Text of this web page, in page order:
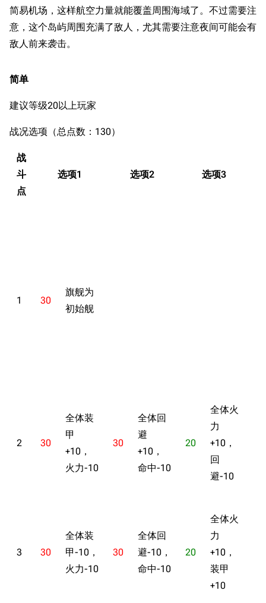
简易机场，这样航空力量就能覆盖周围海域了。不过需要注
意，这个岛屿周围充满了敌人，尤其需要注意夜间可能会有
敌人前来袭击。
简单
建议等级20以上玩家
战况选项（总点数：130）
战
斗
点
选项1 选项2 选项3
1 30
旗舰为
初始舰
2 30
全体装
甲
+10，
火力-10
30
全体回
避
+10，
命中-10
20
全体火
力
+10，
回
避-10
3 30
全体装
甲-10，
火力-10
30
全体回
避-10，
命中-10
20
全体火
力
+10，
装甲
+10